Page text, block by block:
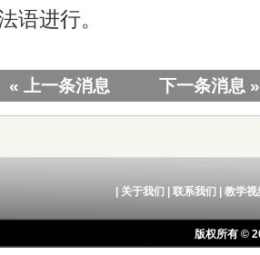
语进行。
« 上一条消息 下一条消息 »
关于我们 联系我们 教学视
版权所有 ©